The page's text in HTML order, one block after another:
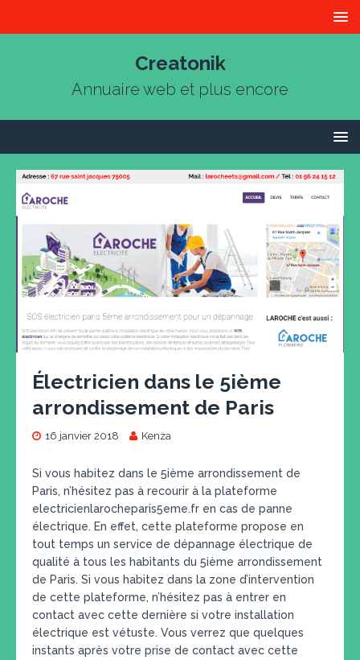
Creatonik
Annuaire web et plus encore
Électricien dans le 5ième
arrondissement de Paris
16 janvier 2018 Kenza
Si vous habitez dans le 5ième arrondissement de
Paris, n’hésitez pas à recourir à la plateforme
electricienlarocheparis5eme.fr en cas de panne
électrique. En effet, cette plateforme propose en
tout temps un service de dépannage électrique de
qualité à tous les habitants du 5ième arrondissement
de Paris. Si vous habitez dans la zone d’intervention
de cette plateforme, n’hésitez pas à entrer en
contact avec cette dernière si votre installation
électrique est vétuste. Vous verrez que quelques
instants après votre prise de contact avec cette